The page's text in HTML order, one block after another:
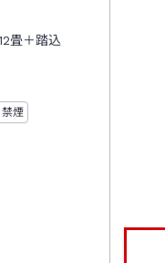
畳＋踏込
ト
禁煙